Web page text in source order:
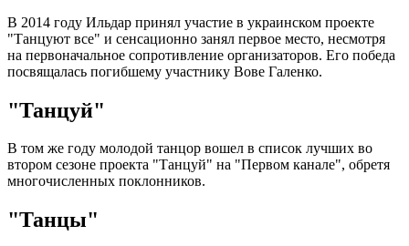
В 2014 году Ильдар принял участие в украинском проекте
"Танцуют все" и сенсационно занял первое место, несмотря
на первоначальное сопротивление организаторов. Его победа
посвящалась погибшему участнику Вове Галенко.
"Танцуй"
В том же году молодой танцор вошел в список лучших во
втором сезоне проекта "Танцуй" на "Первом канале", обретя
многочисленных поклонников.
"Танцы"